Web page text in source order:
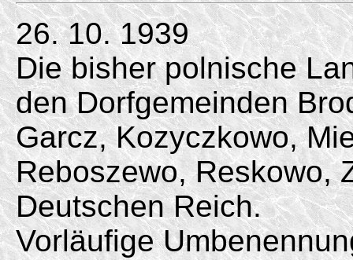
26. 10. 1939
Die bisher polnische
den Dorfgemeinden
Garcz, Kozyczkowo,
Reboszewo, Reskowo,
Deutschen Reich.
Vorläufige